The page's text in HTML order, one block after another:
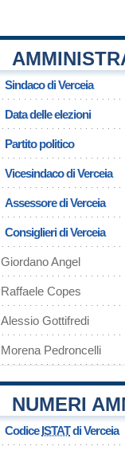
Sindaco di Verceia
Data delle elezioni
Partito politico
Vicesindaco di Verceia
Assessore di Verceia
Consiglieri di Verceia
Giordano Angel
Raffaele Copes
Alessio Gottifredi
Morena Pedroncelli
NUMERI
CodiceISTATdi Verceia